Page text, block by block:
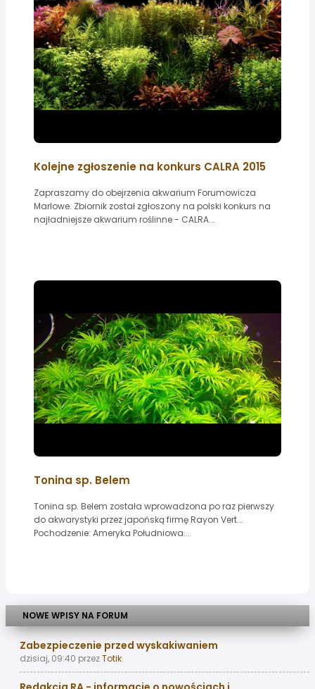
Kolejne zgłoszenie na konkurs CALRA 2015
Zapraszamy do obejrzenia akwarium Forumowicza
Marlowe. Zbiornik został zgłoszony na polski konkurs na
najładniejsze akwarium roślinne - CALRA...
Tonina sp. Belem
Tonina sp. Belem została wprowadzona po raz pierwszy
do akwarystyki przez japońską firmę Rayon Vert...
Pochodzenie: Ameryka Południowa...
NOWE WPISY NA FORUM
Zabezpieczenie przed wyskakiwaniem
dzisiaj, 09:40 przezTotik